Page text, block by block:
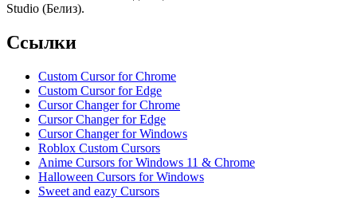
Studio (Белиз).
Ссылки
Custom Cursor for Chrome
Custom Cursor for Edge
Cursor Changer for Chrome
Cursor Changer for Edge
Cursor Changer for Windows
Roblox Custom Cursors
Anime Cursors for Windows 11 & Chrome
Halloween Cursors for Windows
Sweet and eazy Cursors